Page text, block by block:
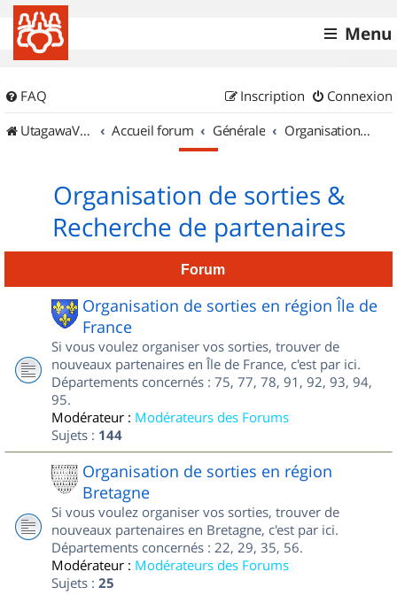
Menu
FAQ Connexion
Inscription
UtagawaVTT (Randos VTT et VTTAE avec traces GPS)
Accueil forum Générale Organisation de sorties & Recherche de partenaires
Organisation de sorties &
Recherche de partenaires
Forum
Organisation de sorties en région Île de
France
Si vous voulez organiser vos sorties, trouver de
nouveaux partenaires en Île de France, c'est par ici.
Départements concernés : 75, 77, 78, 91, 92, 93, 94,
95.
Modérateur : Modérateurs des Forums
Sujets : 144
Organisation de sorties en région
Bretagne
Si vous voulez organiser vos sorties, trouver de
nouveaux partenaires en Bretagne, c'est par ici.
Départements concernés : 22, 29, 35, 56.
Modérateur : Modérateurs des Forums
Sujets : 25